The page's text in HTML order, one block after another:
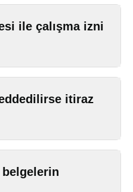
ile çalışma izni
itiraz